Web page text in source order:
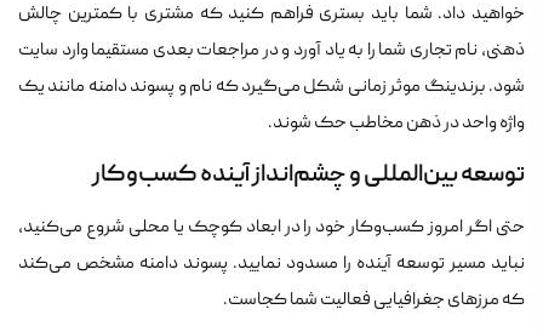
خواهید داد. شما باید بستری فراهم کنید که مشتری با کمترین چالش
ذهنی، نام تجاری شما را به یاد آورد و در مراجعات بعدی مستقیما وارد سایت
شود. برندینگ موثر زمانی شکل می‌گیرد که نام و پسوند دامنه مانند یک
واژه واحد در ذهن مخاطب حک شوند.
توسعه بین‌المللی و چشم‌انداز آینده کسب‌وکار
حتی اگر امروز کسب‌وکار خود را در ابعاد کوچک یا محلی شروع می‌کنید،
نباید مسیر توسعه آینده را مسدود نمایید. پسوند دامنه مشخص می‌کند
که مرزهای جغرافیایی فعالیت شما کجاست.